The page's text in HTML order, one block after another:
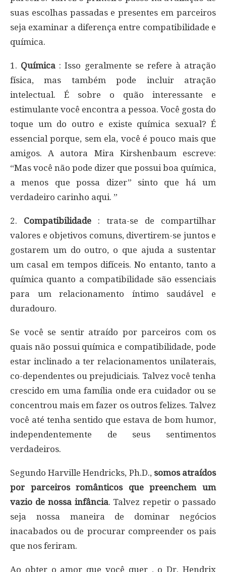
suas escolhas passadas e presentes em parceiros
seja examinar a diferença entre compatibilidade e
química.
1. Química : Isso geralmente se refere à atração
física, mas também pode incluir atração
intelectual. É sobre o quão interessante e
estimulante você encontra a pessoa. Você gosta do
toque um do outro e existe química sexual? É
essencial porque, sem ela, você é pouco mais que
amigos. A autora Mira Kirshenbaum escreve:
“Mas você não pode dizer que possui boa química,
a menos que possa dizer” sinto que há um
verdadeiro carinho aqui. ”
2. Compatibilidade : trata-se de compartilhar
valores e objetivos comuns, divertirem-se juntos e
gostarem um do outro, o que ajuda a sustentar
um casal em tempos difíceis. No entanto, tanto a
química quanto a compatibilidade são essenciais
para um relacionamento íntimo saudável e
duradouro.
Se você se sentir atraído por parceiros com os
quais não possui química e compatibilidade, pode
estar inclinado a ter relacionamentos unilaterais,
co-dependentes ou prejudiciais. Talvez você tenha
crescido em uma família onde era cuidador ou se
concentrou mais em fazer os outros felizes. Talvez
você até tenha sentido que estava de bom humor,
independentemente de seus sentimentos
verdadeiros.
Segundo Harville Hendricks, Ph.D., somos atraídos
por parceiros românticos que preenchem um
vazio de nossa infância. Talvez repetir o passado
seja nossa maneira de dominar negócios
inacabados ou de procurar compreender os pais
que nos feriram.
Ao obter o amor que você quer , o Dr. Hendrix